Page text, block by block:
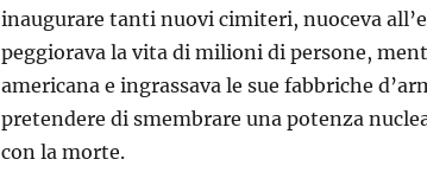
inaugurare tanti nuovi cimiteri, nuoceva
peggiorava la vita di milioni di persone,
americana e ingrassava le sue fabbriche
pretendere di smembrare una potenza
con la morte.